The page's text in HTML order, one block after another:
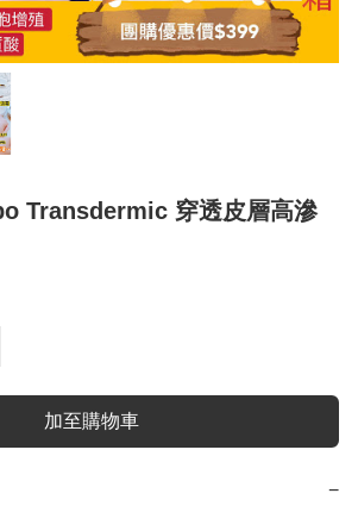
Transdermic 穿透皮層高滲
加至購物車
−